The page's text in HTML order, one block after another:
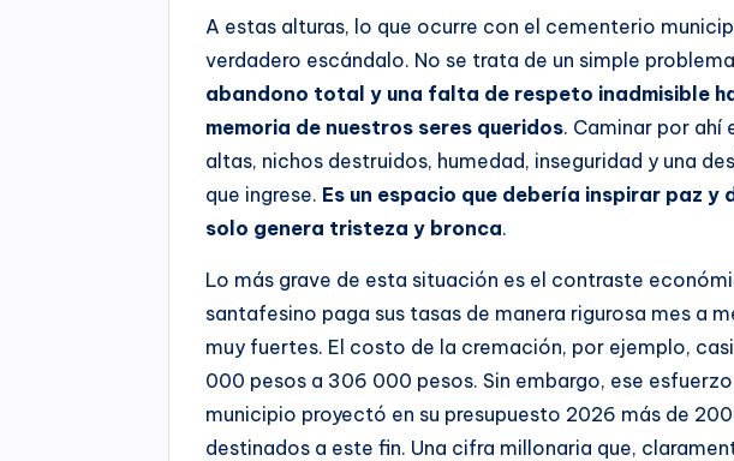
A estas alturas, lo que ocurre con el cementerio
verdadero escándalo. No se trata de un simple
abandono total y una falta de respeto inadmisible
memoria de nuestros seres queridos. Caminar por ahí
altas, nichos destruidos, humedad, inseguridad y una
que ingrese. Es un espacio que debería inspirar paz y
solo genera tristeza y bronca.
Lo más grave de esta situación es el contraste
santafesino paga sus tasas de manera rigurosa mes a
muy fuertes. El costo de la cremación, por ejemplo,
000 pesos a 306 000 pesos. Sin embargo, ese
municipio proyectó en su presupuesto 2026 más de
destinados a este fin. Una cifra millonaria que,